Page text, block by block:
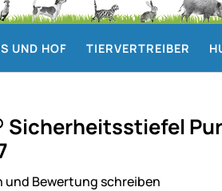
UND HOF TIERVERTREIBER
Sicherheitsstiefel
und Bewertung schreiben